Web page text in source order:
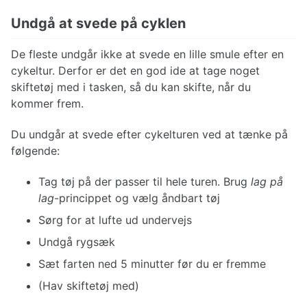
Undgå at svede på cyklen
De fleste undgår ikke at svede en lille smule efter en
cykeltur. Derfor er det en god ide at tage noget
skiftetøj med i tasken, så du kan skifte, når du
kommer frem.
Du undgår at svede efter cykelturen ved at tænke på
følgende:
Tag tøj på der passer til hele turen. Brug lag på
lag-princippet og vælg åndbart tøj
Sørg for at lufte ud undervejs
Undgå rygsæk
Sæt farten ned 5 minutter før du er fremme
(Hav skiftetøj med)